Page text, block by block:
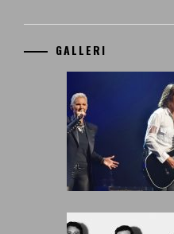
GALLERI